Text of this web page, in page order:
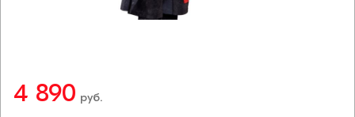
4 890 руб.